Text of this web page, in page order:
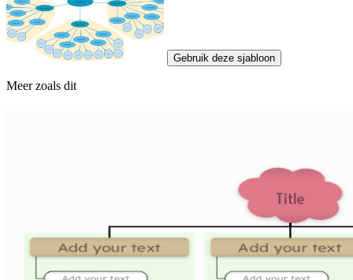
Gebruik deze sjabloon
Meer zoals dit